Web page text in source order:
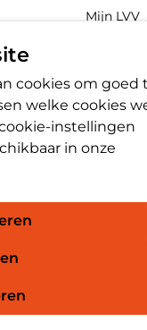
cookies om goed
welke cookies
instellingen
in onze
Zoek
Account
Mijn LVV
naar
naar